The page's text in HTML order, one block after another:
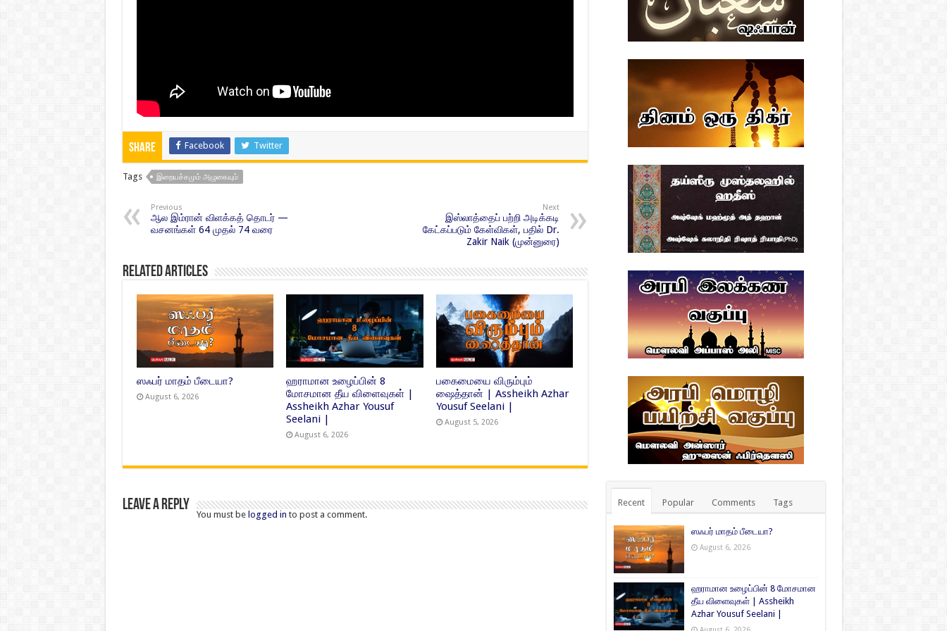
Share Facebook Twitter
Tags இறையச்சமும் அழுகையும்
Previous
ஆல இம்ரான் விளக்கத் தொடர் —
வசனங்கள் 64 முதல் 74 வரை
Next
இஸ்லாத்தைப் பற்றி அடிக்கடி
கேட்கப்படும் கேள்விகள், பதில் Dr.
Zakir Naik (முன்னுரை)
Related Articles
ஸஃபர் மாதம் பீடையா?
August 6, 2026
ஹராமான உழைப்பின் 8
மோசமான தீய விளைவுகள் |
Assheikh Azhar Yousuf
Seelani |
August 6, 2026
பகைமையை விரும்பும்
ஷைத்தான் | Assheikh Azhar
Yousuf Seelani |
August 5, 2026
Leave a Reply
You must be logged in to post a comment.
Recent Popular Comments Tags
ஸஃபர் மாதம் பீடையா?
August 6, 2026
ஹராமான உழைப்பின் 8 மோசமான
தீய விளைவுகள் | Assheikh
Azhar Yousuf Seelani |